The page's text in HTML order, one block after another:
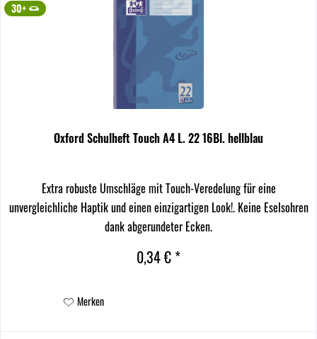
30+
Oxford Schulheft Touch A4 L. 22 16Bl. hellblau
Extra robuste Umschläge mit Touch-Veredelung für eine
unvergleichliche Haptik und einen einzigartigen Look!. Keine Eselsohren
dank abgerundeter Ecken.
0,34 € *
Merken